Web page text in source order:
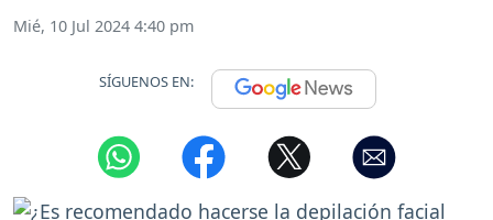
Mié, 10 Jul 2024 4:40 pm
SÍGUENOS EN: